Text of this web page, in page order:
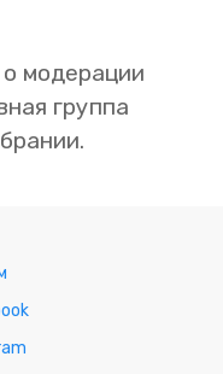
модерации
группа